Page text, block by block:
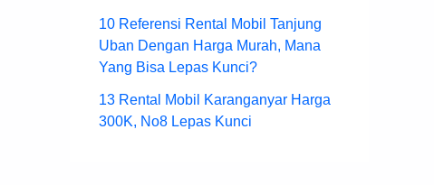
10 Referensi Rental Mobil Tanjung
Uban Dengan Harga Murah, Mana
Yang Bisa Lepas Kunci?
13 Rental Mobil Karanganyar Harga
300K, No8 Lepas Kunci